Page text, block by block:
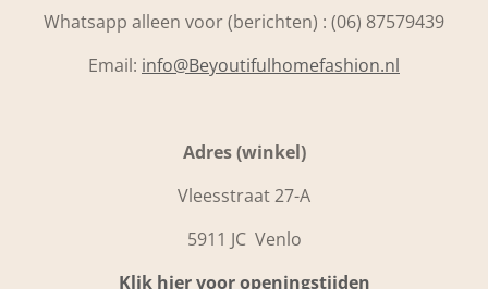
Whatsapp alleen voor (berichten) : (06) 87579439
Email: info@Beyoutifulhomefashion.nl
Adres (winkel)
Vleesstraat 27-A
5911 JC Venlo
Klik hier voor openingstijden